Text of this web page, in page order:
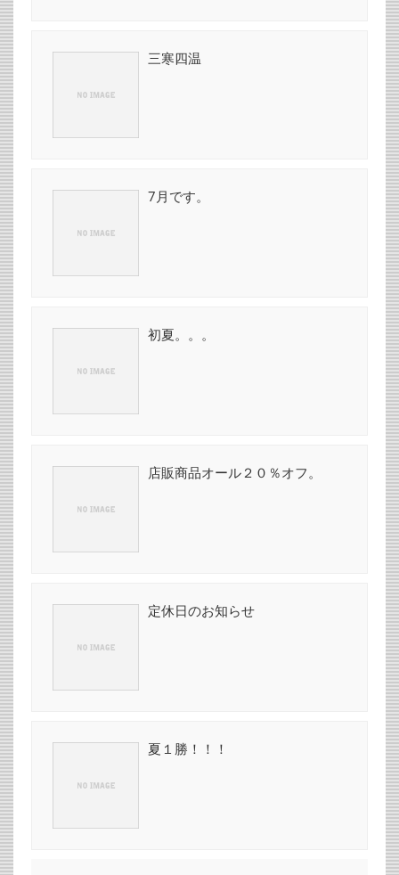
三寒四温
7月です。
初夏。。。
店販商品オール２０％オフ。
定休日のお知らせ
夏１勝！！！